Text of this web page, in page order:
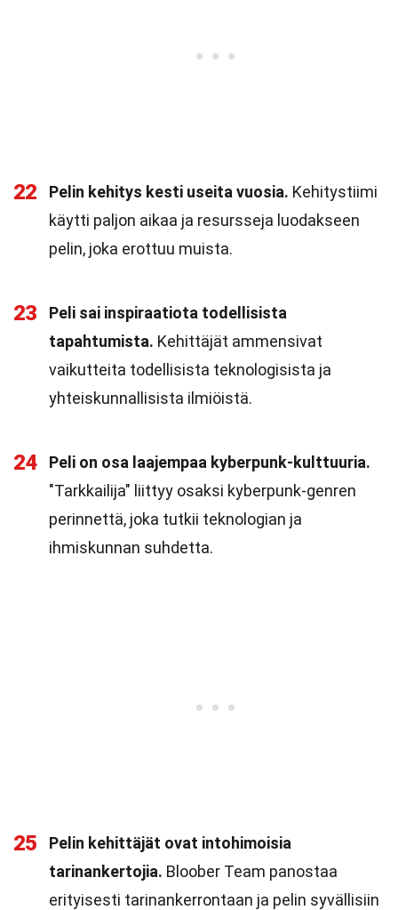
22 Pelin kehitys kesti useita vuosia. Kehitystiimi
käytti paljon aikaa ja resursseja luodakseen
pelin, joka erottuu muista.
23
Peli sai inspiraatiota todellisista
tapahtumista. Kehittäjät ammensivat
vaikutteita todellisista teknologisista ja
yhteiskunnallisista ilmiöistä.
24
Peli on osa laajempaa kyberpunk-kulttuuria.
"Tarkkailija" liittyy osaksi kyberpunk-genren
perinnettä, joka tutkii teknologian ja
ihmiskunnan suhdetta.
25
Pelin kehittäjät ovat intohimoisia
tarinankertojia. Bloober Team panostaa
erityisesti tarinankerrontaan ja pelin syvällisiin